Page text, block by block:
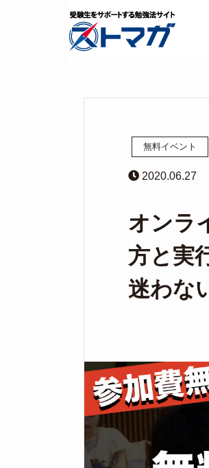
無料イベント
2020.06.27
オンラ
方と実
迷わな